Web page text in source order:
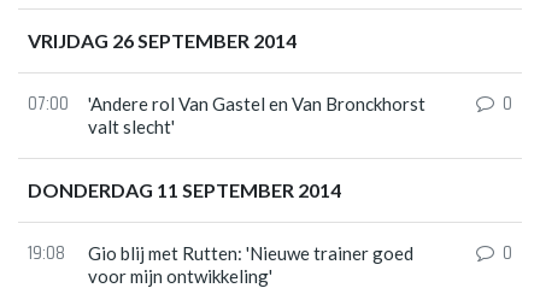
VRIJDAG 26 SEPTEMBER 2014
07:00
'Andere rol Van Gastel en Van Bronckhorst
valt slecht'
0
DONDERDAG 11 SEPTEMBER 2014
19:08
Gio blij met Rutten: 'Nieuwe trainer goed
voor mijn ontwikkeling'
0